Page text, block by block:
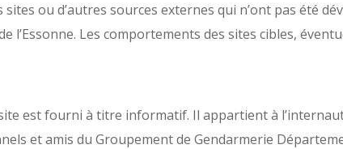
ou d’autres sources externes qui n’ont pas été
l’Essonne. Les comportements des sites cibles,
est fourni à titre informatif. Il appartient à
et amis du Groupement de Gendarmerie